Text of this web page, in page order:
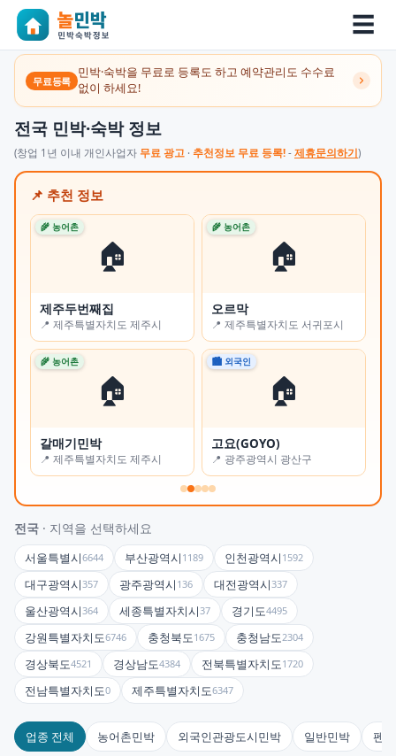
☰
무료등록
민박·숙박을 무료로 등록도 하고 예약관리도 수수료
없이 하세요!
전국 민박·숙박 정보
(창업 1년 이내 개인사업자 무료 광고 · 추천정보 무료 등록! - 제휴문의하기)
📌 추천 정보
🏠
🌾 농어촌
제주두번째집
📍 제주특별자치도 제주시
🏠
🌾 농어촌
오르막
📍 제주특별자치도 서귀포시
🏠
🌾 농어촌
갈매기민박
📍 제주특별자치도 제주시
🏠
🏙 외국인
고요(GOYO)
📍 광주광역시 광산구
전국 · 지역을 선택하세요
서울특별시6644 부산광역시 1189 인천광역시 1592
대구광역시357 광주광역시 136 대전광역시337
울산광역시364 세종특별자치시37 경기도4495
강원특별자치도6746 충청북도1675 충청남도2304
경상북도4521 경상남도4384 전북특별자치도1720
전남특별자치도0 제주특별자치도6347
업종 전체 농어촌민박 외국인관광도시민박 일반민박 펜션